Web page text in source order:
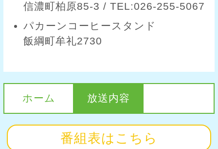
信濃町柏原85-3 / TEL:026-255-5067
パカーンコーヒースタンド
飯綱町牟礼2730
ホーム 放送内容
番組表はこちら